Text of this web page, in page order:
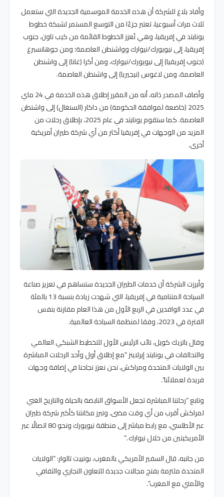
وأفاد بلاغ للشركة أن هذه الخدمة الموسمية الجديدة التي ستعمل
ثلاث مرات أسبوعيا، تعتبر جزءًا من التوسع المستمر لشبكة خطوط
يونايتد في إفريقيا، وهي تُعزز الخطوط القائمة من كيب تاون، جنوب
إفريقيا، إلى نيويورك/نيوارك وواشنطن العاصمة؛ ومن جوهانسبرغ
(جنوب إفريقيا) إلى نيويورك/نيوارك، ومن أكرا (غانا) إلى واشنطن
العاصمة، ومن لاغوس (نيجيريا) إلى واشنطن العاصمة.
وأضاف المصدر ذاته، أنه من المقرر إطلاق هذه الخدمة في 24 ماي
2025 (خاضعة لموافقة الحكومة) من داكار (السنغال) إلى واشنطن
العاصمة. كما ستقوم يونايتد في عام 2025، بإطلاق رحلات من
المزيد من الوجهات في إفريقيا أكثر من أي شركة طيران أمريكية
أخرى.
وأبرزت الشركة أن خدمات الطيران الجديدة ستساهم في تعزيز صناعة
السياحة المتنامية في إفريقيا، التي شهدت زيادة بنسبة 13 بالمئة
في عدد الوافدين في الربع الأول من هذا العام مقارنة بنفس
الفترة في 2023، وفقا لمنظمة السياحة العالمية.
وقال باتريك كويل، نائب الرئيس الأول للتخطيط الشبكي العالمي
والتحالفات في يونايتد إيرلاينز “مع إطلاق أول وأحد الرحلات المباشرة
بين الولايات المتحدة ومراكش، نحن نعزز نجاحنا في إضافة وجهات
فريدة لعملائنا”.
وتابع “رحلتنا المباشرة تجعل الأسواق النابضة بالحياة والتاريخ الغني
لمراكش أقرب من أي وقت مضى، وتبرز مكانتنا كأكبر شركة طيران
عبر الأطلسي، مع رابط مباشر إلى منطقة نيويورك ونحو 80 اتصالًا عبر
الأمريكيتين من خلال نيوارك .”
من جانبه، قال السفير الأمريكي بالمغرب، بونييت تالوار: “الولايات
المتحدة ملتزمة بفتح مجالات جديدة للتعاون التجاري والثقافي
والأمني مع المغرب”.